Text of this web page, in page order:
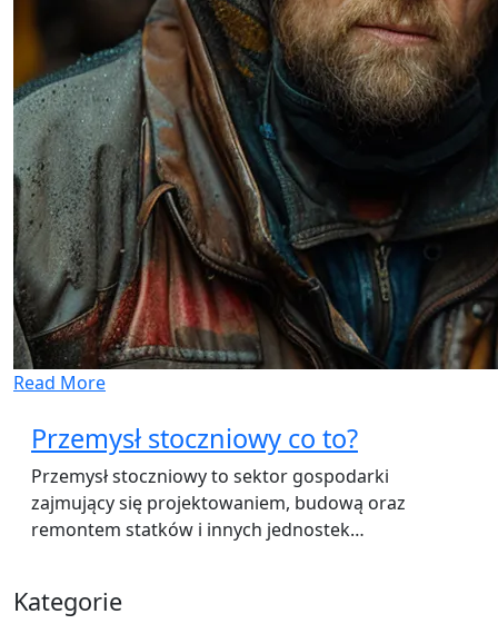
Read More
Przemysł stoczniowy co to?
Przemysł stoczniowy to sektor gospodarki
zajmujący się projektowaniem, budową oraz
remontem statków i innych jednostek…
Kategorie